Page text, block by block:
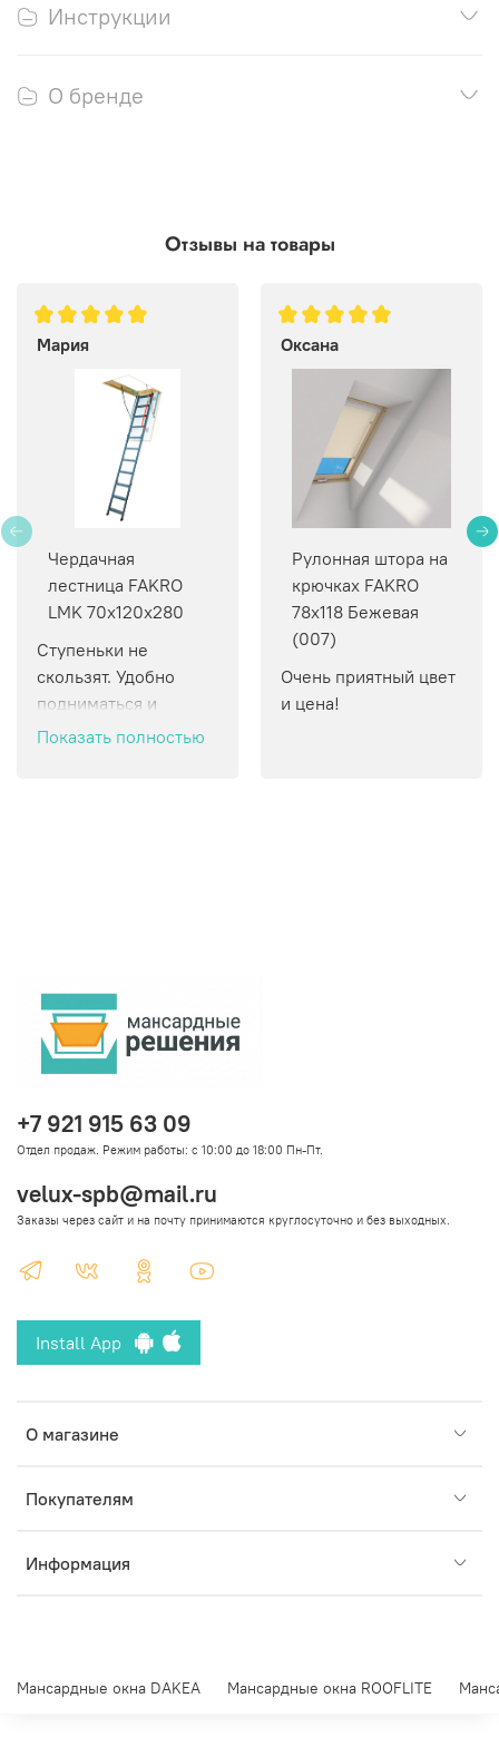
Инструкции
О бренде
Отзывы на товары
Мария
Чердачная
лестница FAKRO
LMK 70х120х280
Ступеньки не
скользят. Удобно
подниматься и
спускаться.
Показать полностью
Оксана
Рулонная штора на
крючках FAKRO
78х118 Бежевая
(007)
Очень приятный цвет
и цена!
О магазине
Покупателям
Информация
Install App
+7 921 915 63 09
Отдел продаж. Режим работы: с 10:00 до 18:00 Пн-Пт.
velux-spb@mail.ru
Заказы через сайт и на почту принимаются круглосуточно и без выходных.
Мансардные окна DAKEA Мансардные окна ROOFLITE